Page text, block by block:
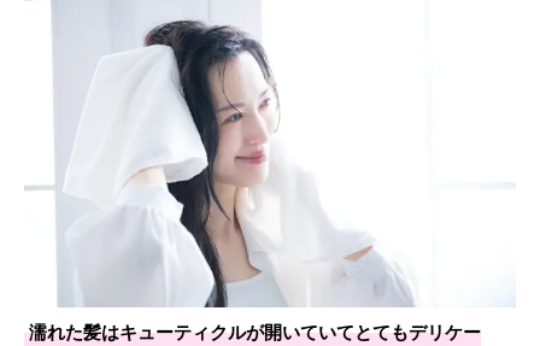
濡れた髪はキューティクルが開いていてとてもデリケー